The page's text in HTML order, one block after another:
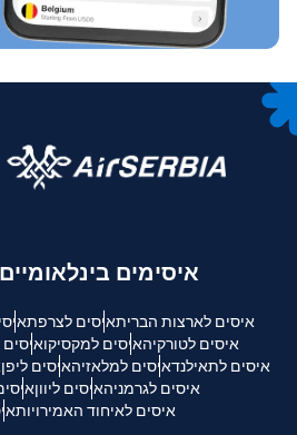
איסימים
איסים לארצות הבריתאיסים לצרפת
איסים לטורקיהאיסים למקסיקואיסים
איסים לתאילנדאיסים למלאזיהאיסים ליפן
איסים לגרמניהאיסים ליוון
איסים לאיחוד האמירויות